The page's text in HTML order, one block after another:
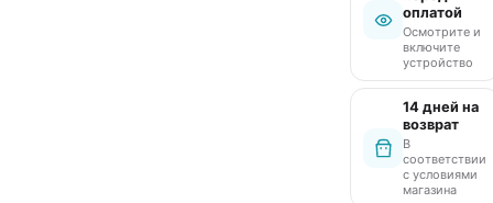
оплатой
Осмотрите и
включите
устройство
14 дней на
возврат
В
соответствии
с условиями
магазина